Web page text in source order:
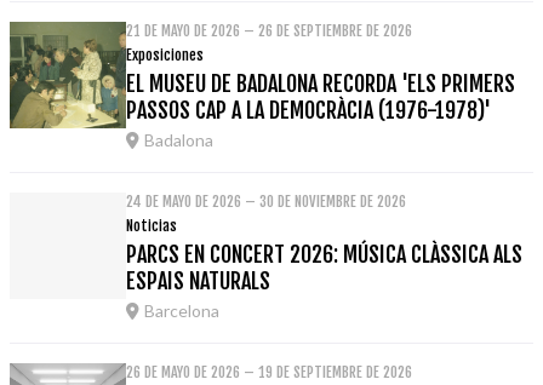
21 DE MAYO DE 2026 – 26 DE SEPTIEMBRE DE 2026
Exposiciones
EL MUSEU DE BADALONA RECORDA 'ELS PRIMERS
PASSOS CAP A LA DEMOCRÀCIA (1976-1978)'
Badalona
24 DE MAYO DE 2026 – 30 DE NOVIEMBRE DE 2026
Noticias
PARCS EN CONCERT 2026: MÚSICA CLÀSSICA ALS
ESPAIS NATURALS
Barcelona
26 DE MAYO DE 2026 – 19 DE SEPTIEMBRE DE 2026